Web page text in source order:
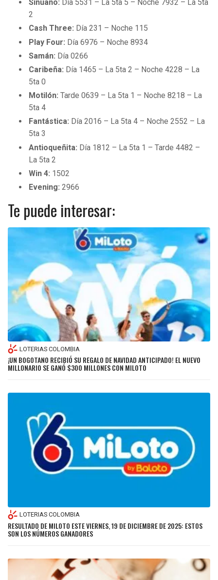
Sinuano: Día 5531 – La 5ta 5 – Noche 7932 – La 5ta
2
Cash Three: Día 231 – Noche 115
Play Four: Día 6976 – Noche 8934
Samán: Día 0266
Caribeña: Día 1465 – La 5ta 2 – Noche 4228 – La
5ta 0
Motilón: Tarde 0639 – La 5ta 1 – Noche 8218 – La
5ta 4
Fantástica: Día 2016 – La 5ta 4 – Noche 2552 – La
5ta 3
Antioqueñita: Día 1812 – La 5ta 1 – Tarde 4482 –
La 5ta 2
Win 4: 1502
Evening:2966
Te puede interesar:
LOTERIAS COLOMBIA
¡UN BOGOTANO RECIBIÓ SU REGALO DE NAVIDAD ANTICIPADO! EL NUEVO
MILLONARIO SE GANÓ $300 MILLONES CON MILOTO
LOTERIAS COLOMBIA
RESULTADO DE MILOTO ESTE VIERNES, 19 DE DICIEMBRE DE 2025: ESTOS
SON LOS NÚMEROS GANADORES